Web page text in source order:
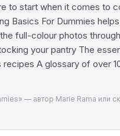
to start when it comes
Basics For Dummies
full-colour photos
your pantry The
A glossary of over
— автор Marie Rama или